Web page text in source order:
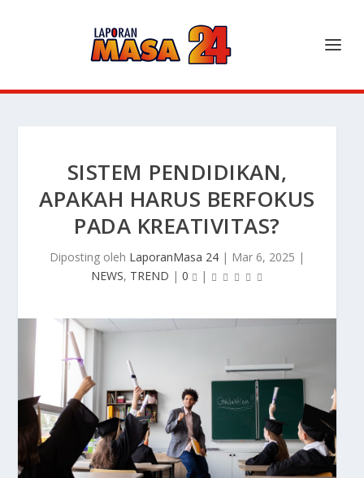
SISTEM PENDIDIKAN,
APAKAH HARUS BERFOKUS
PADA KREATIVITAS?
Diposting oleh LaporanMasa 24 | Mar 6, 2025 |
NEWS, TREND | 0 |